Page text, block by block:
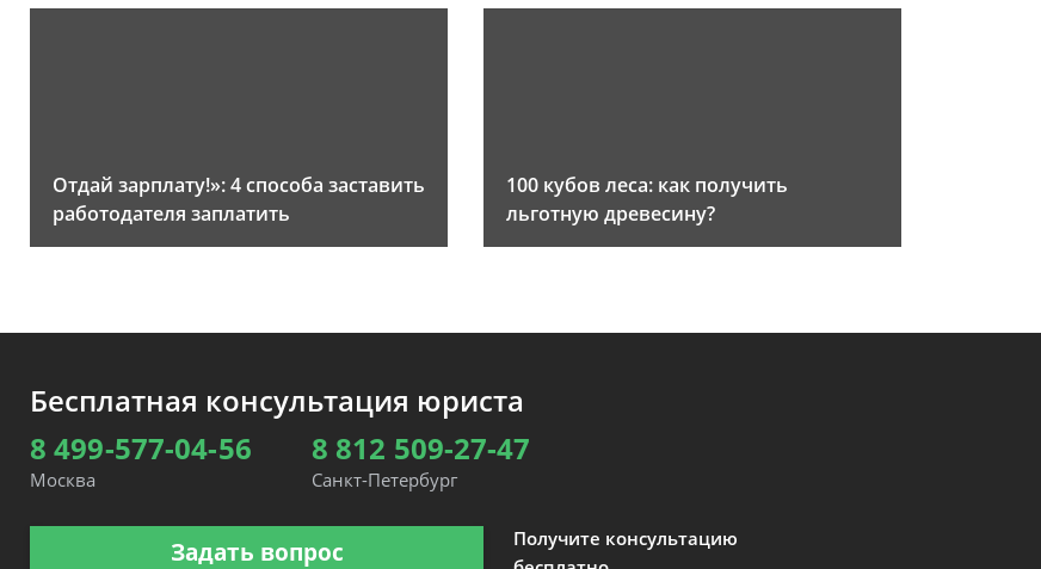
Отдай зарплату!»: 4 способа заставить
работодателя заплатить
100 кубов леса: как получить
льготную древесину?
Бесплатная консультация юриста
8 499-577-04-56
Москва
8 812 509-27-47
Санкт-Петербург
Задать вопрос
Получите консультацию